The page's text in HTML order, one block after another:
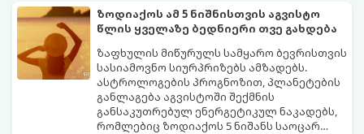
სურვილების გადადებასა და ხარჯების
მკაცრ კონტროლს. თუმცა, ახლა სიტუაცია
თანდათან შეიცვლება.
პრობლემები, რომლებიც უსასრულო
გეგონათ, უკან დაიხევს, ამასთან ერთად კი
გაჩნდება მეტი ნდობა მომავლის მიმართ.
რთული პერიოდის შემდეგ ეს ნიშნები
შეძლებენ ამოისუნთქონ და დაინახონ
ახალი შესაძლებლობები.
ზოდიაქოს ამ 5 ნიშნისთვის აგვისტო
წლის ყველაზე ბედნიერი თვე გახდება
ზაფხულის მიწურულს სამყარო ბევრისთვის
სასიამოვნო სიურპრიზებს ამზადებს.
ასტროლოგების პროგნოზით, პლანეტების
განლაგება აგვისტოში შექმნის
განსაკუთრებულ ენერგეტიკულ ნაკადებს,
რომლებიც ზოდიაქოს 5 ნიშანს საოცარ